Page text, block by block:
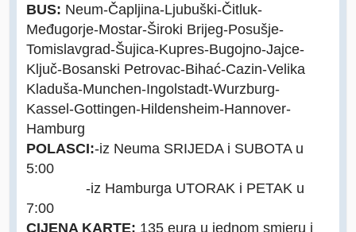
BUS: Neum-Čapljina-Ljubuški-Čitluk-
Međugorje-Mostar-Široki Brijeg-Posušje-
Tomislavgrad-Šujica-Kupres-Bugojno-Jajce-
Ključ-Bosanski Petrovac-Bihać-Cazin-Velika
Kladuša-Munchen-Ingolstadt-Wurzburg-
Kassel-Gottingen-Hildensheim-Hannover-
Hamburg
POLASCI:-iz Neuma SRIJEDA i SUBOTA u
5:00
-iz Hamburga UTORAK i PETAK u
7:00
CIJENA KARTE: 135 eura u jednom smjeru i